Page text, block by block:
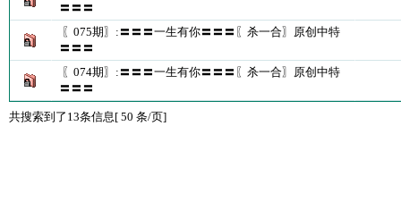
〓〓〓
〖075期〗:〓〓〓一生有你〓〓〓〖杀一合〗原创中特
〓〓〓
〖074期〗:〓〓〓一生有你〓〓〓〖杀一合〗原创中特
〓〓〓
共搜索到了13条信息[ 50 条/页]